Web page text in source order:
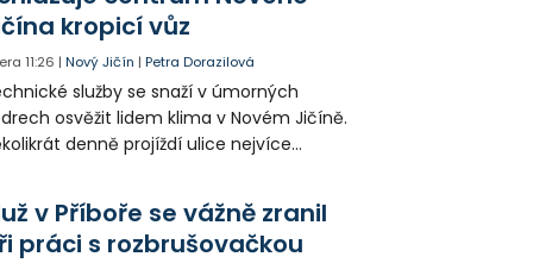
kropicí vůz
11:26 |Nový Jičín |Petra Dorazilová
služby se snaží v úmorných
osvěžit lidem klima v Novém Jičíně.
denně projíždí ulice nejvíce
v Příboře se vážně zranil
práci s rozbrušovačkou